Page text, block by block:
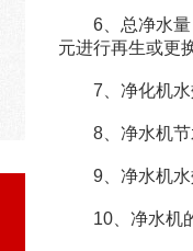
6、总净水量：
元进行再生或更
7、净化机水效
8、净水机节水
9、净水机水
10、净水机的